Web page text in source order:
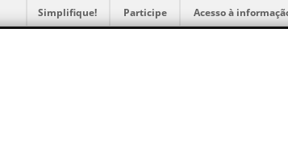
Simplifique! Participe Acesso à
da UFPR